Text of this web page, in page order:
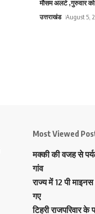
मौसम अलर्ट ,गुरुवार
उत्तराखंड August 5,
Most Viewed
मक्‍की की वजह से
गांव
राज्य में 12 पी
गए
टिहरी राजपरिवार